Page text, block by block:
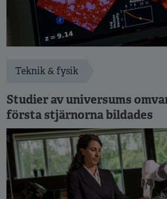
Teknik & fysik
Studier av universums
första stjärnorna bildades